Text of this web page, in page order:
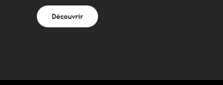
Découvrir